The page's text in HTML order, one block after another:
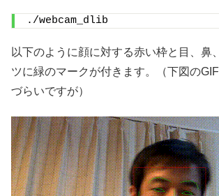
./webcam_dlib
以下のように顔に対する赤い枠と目、鼻
ツに緑のマークが付きます。（下図の
づらいですが）